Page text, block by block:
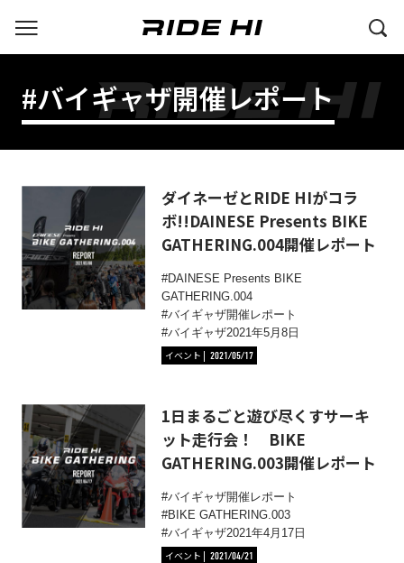
#バイギャザ開催レポート
ダイネーゼとRIDE HIがコラ
ボ!!DAINESE Presents BIKE
GATHERING.004開催レポート
DAINESE Presents BIKE
GATHERING.004
バイギャザ開催レポート
バイギャザ2021年5月8日
イベント
2021/05/17
1日まるごと遊び尽くすサーキ
ット走行会！ BIKE
GATHERING.003開催レポート
バイギャザ開催レポート
BIKE GATHERING.003
バイギャザ2021年4月17日
イベント
2021/04/21